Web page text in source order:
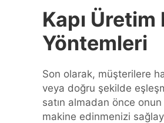
Kapı
Yöntemleri
Son olarak, müşterilere
veya doğru şekilde
satın almadan önce
makine edinmenizi